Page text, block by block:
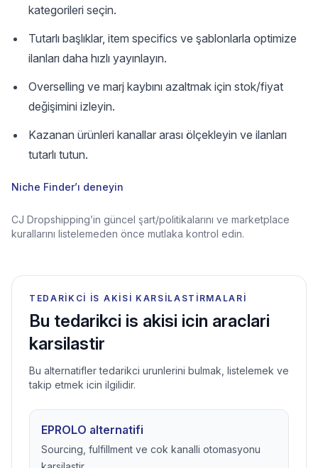
kategorileri seçin.
Tutarlı başlıklar, item specifics ve şablonlarla optimize
ilanları daha hızlı yayınlayın.
Overselling ve marj kaybını azaltmak için stok/fiyat
değişimini izleyin.
Kazanan ürünleri kanallar arası ölçekleyin ve ilanları
tutarlı tutun.
Niche Finder’ı deneyin
CJ Dropshipping’in güncel şart/politikalarını ve marketplace
kurallarını listelemeden önce mutlaka kontrol edin.
TEDARIKCI IS AKISI KARSILASTIRMALARI
Bu tedarikci is akisi icin araclari
karsilastir
Bu alternatifler tedarikci urunlerini bulmak, listelemek ve
takip etmek icin ilgilidir.
EPROLO alternatifi
Sourcing, fulfillment ve cok kanalli otomasyonu